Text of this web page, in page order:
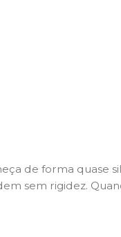
de forma quase
sem rigidez.